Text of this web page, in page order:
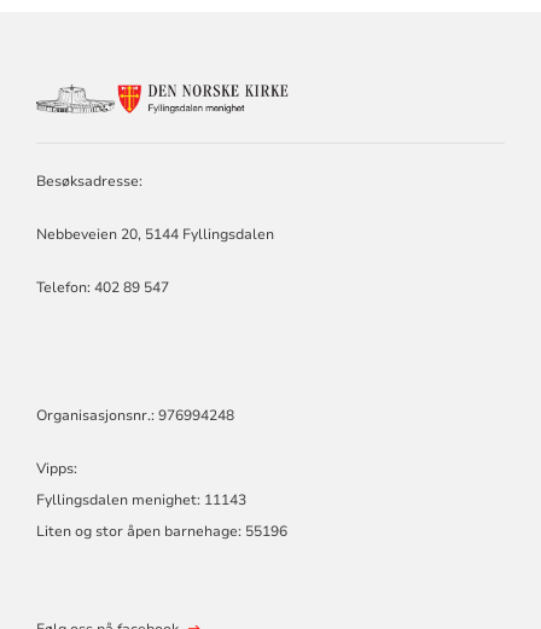
Besøksadresse:
Nebbeveien 20, 5144 Fyllingsdalen
Telefon: 402 89 547
Organisasjonsnr.: 976994248
Vipps:
Fyllingsdalen menighet: 11143
Liten og stor åpen barnehage: 55196